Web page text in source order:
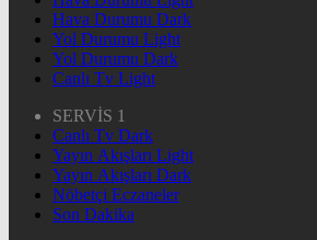
Hava Durumu Dark
Yol Durumu Light
Yol Durumu Dark
Canlı Tv Light
SERVİS 1
Canlı Tv Dark
Yayın Akışları Light
Yayın Akışları Dark
Nöbetçi Eczaneler
Son Dakika